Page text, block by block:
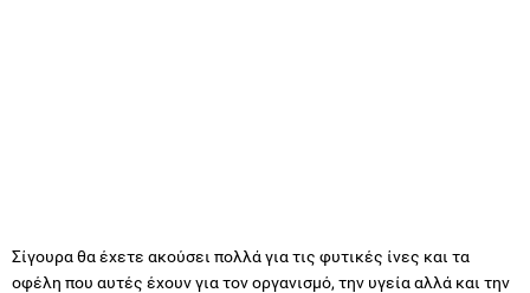
Σίγουρα θα έχετε ακούσει πολλά για τις φυτικές ίνες και τα
οφέλη που αυτές έχουν για τον οργανισμό, την υγεία αλλά και την